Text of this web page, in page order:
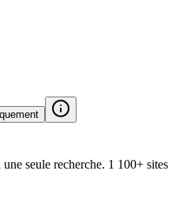
seule recherche. 1 100+ sites